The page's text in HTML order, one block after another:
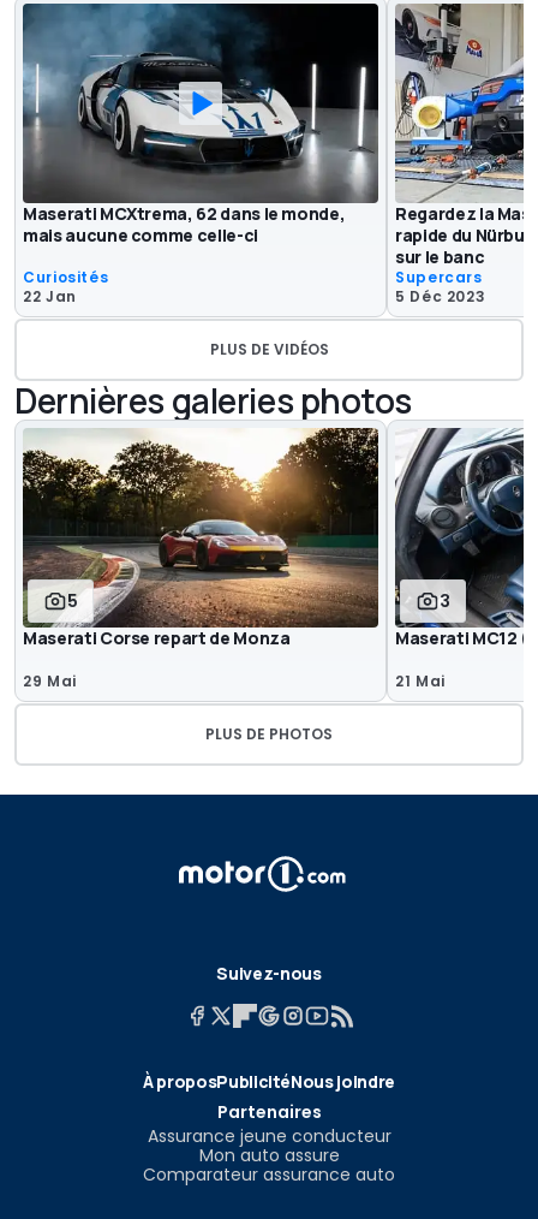
Maserati MCXtrema, 62 dans le monde,
mais aucune comme celle-ci
Curiosités
22 Jan
Regardez la
rapide du
sur le banc
Supercars
5 Déc 2023
PLUS DE VIDÉOS
Dernières galeries photos
5
Maserati Corse repart de Monza
29 Mai
3
Maserati MC12
21 Mai
PLUS DE PHOTOS
Suivez-nous
À proposPublicitéNous joindre
Partenaires
Assurance jeune conducteur
Mon auto assure
Comparateur assurance auto